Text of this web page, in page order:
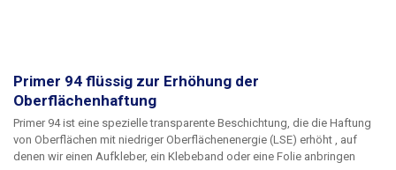
Primer 94 flüssig zur Erhöhung der
Oberflächenhaftung
Primer 94 ist eine spezielle transparente Beschichtung, die die Haftung
von Oberflächen mit niedriger Oberflächenenergie (LSE) erhöht , auf
denen wir einen Aufkleber, ein Klebeband oder eine Folie anbringen